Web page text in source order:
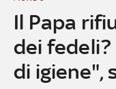
Il Papa
dei
di igiene",